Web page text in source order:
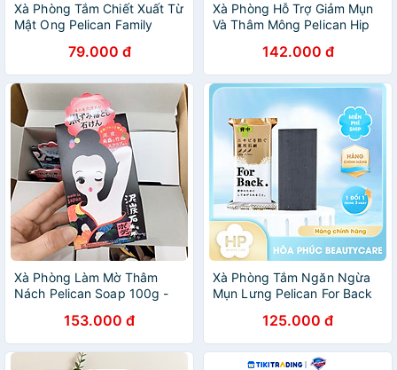
Xà Phòng Tắm Chiết Xuất Từ
Mật Ong Pelican Family
79.000 đ
Xà Phòng Hỗ Trợ Giảm Mụn
Và Thâm Mông Pelican Hip
142.000 đ
Xà Phòng Làm Mờ Thâm
Nách Pelican Soap 100g -
153.000 đ
Xà Phòng Tắm Ngăn Ngừa
Mụn Lưng Pelican For Back
125.000 đ